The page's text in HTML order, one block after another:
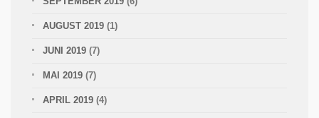
AUGUST 2019 (1)
JUNI 2019 (7)
MAI 2019 (7)
APRIL 2019 (4)